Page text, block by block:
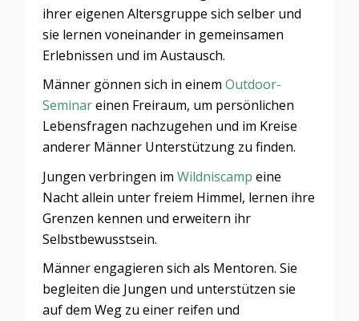
ihrer eigenen Altersgruppe sich selber und
sie lernen voneinander in gemeinsamen
Erlebnissen und im Austausch.
Männer gönnen sich in einemOutdoor-
Seminareinen Freiraum, um persönlichen
Lebensfragen nachzugehen und im Kreise
anderer Männer Unterstützung zu finden.
Jungen verbringen imWildniscamp eine
Nacht allein unter freiem Himmel, lernen ihre
Grenzen kennen und erweitern ihr
Selbstbewusstsein.
Männer engagieren sich als Mentoren. Sie
begleiten die Jungen und unterstützen sie
auf dem Weg zu einer reifen und